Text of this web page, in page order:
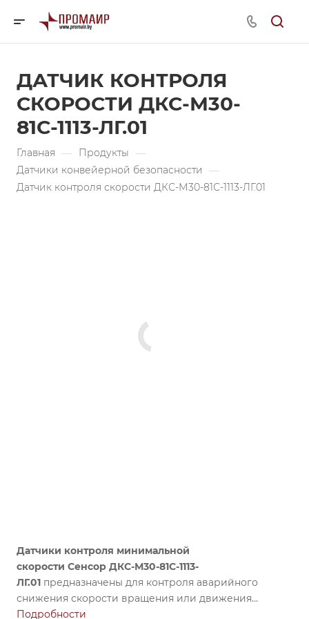
ДАТЧИК КОНТРОЛЯ
СКОРОСТИ ДКС-М30-
81С-1113-ЛГ.01
Главная — Продукты —
Датчики конвейерной безопасности —
Датчик контроля скорости ДКС-М30-81С-1113-ЛГ.01
Датчики контроля минимальной
скорости Сенсор ДКС-М30-81С-1113-
ЛГ.01 предназначены для контроля аварийного
снижения скорости вращения или движения
различных устройств: барабанов, конвейеров,
Подробности